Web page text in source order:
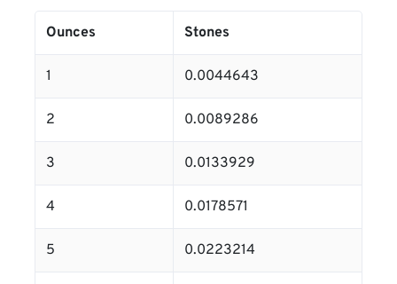
Ounces Stones
1 0.0044643
2 0.0089286
3 0.0133929
4 0.0178571
5 0.0223214